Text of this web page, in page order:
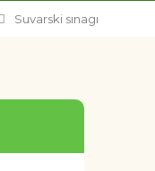
Suvarski sınagı